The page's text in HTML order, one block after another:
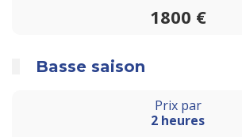
1800 €
Basse saison
Prix par
2 heures